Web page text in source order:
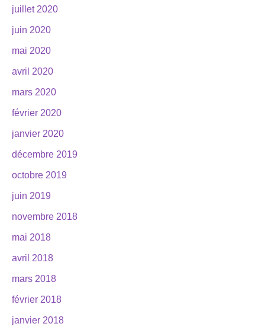
juillet 2020
juin 2020
mai 2020
avril 2020
mars 2020
février 2020
janvier 2020
décembre 2019
octobre 2019
juin 2019
novembre 2018
mai 2018
avril 2018
mars 2018
février 2018
janvier 2018